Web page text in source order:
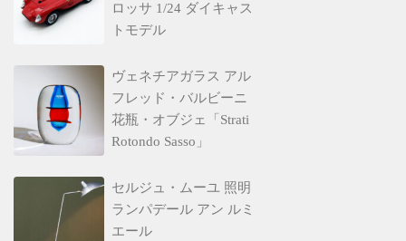
ロッサ 1/24 ダイキャス
トモデル
ヴェネチアガラス アル
フレッド・バルビーニ
花瓶・オブジェ「Strati
Rotondo Sasso」
セルジュ・ムーユ 照明
ランパデール アン ルミ
エール